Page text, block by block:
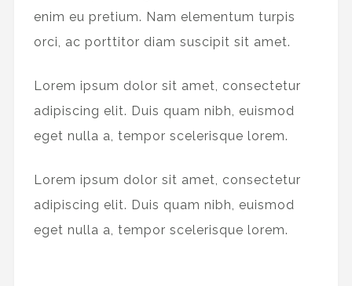
enim eu pretium. Nam elementum turpis
orci, ac porttitor diam suscipit sit amet.
Lorem ipsum dolor sit amet, consectetur
adipiscing elit. Duis quam nibh, euismod
eget nulla a, tempor scelerisque lorem.
Lorem ipsum dolor sit amet, consectetur
adipiscing elit. Duis quam nibh, euismod
eget nulla a, tempor scelerisque lorem.